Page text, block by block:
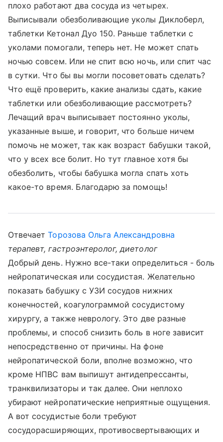
плохо работают два сосуда из четырех.
Выписывали обезболивающие уколы Диклоберл,
таблетки Кетонал Дуо 150. Раньше таблетки с
уколами помогали, теперь нет. Не может спать
ночью совсем. Или не спит всю ночь, или спит час
в сутки. Что бы вы могли посоветовать сделать?
Что ещё проверить, какие анализы сдать, какие
таблетки или обезболивающие рассмотреть?
Лечащий врач выписывает постоянно уколы,
указанные выше, и говорит, что больше ничем
помочь не может, так как возраст бабушки такой,
что у всех все болит. Но тут главное хотя бы
обезболить, чтобы бабушка могла спать хоть
какое-то время. Благодарю за помощь!
ОтвечаетТорозова Ольга Александровна
терапевт, гастроэнтеролог, диетолог
Добрый день. Нужно все-таки определиться - боль
нейропатическая или сосудистая. Желательно
показать бабушку с УЗИ сосудов нижних
конечностей, коагулограммой сосудистому
хирургу, а также неврологу. Это две разные
проблемы, и способ снизить боль в ноге зависит
непосредственно от причины. На фоне
нейропатической боли, вполне возможно, что
кроме НПВС вам выпишут антидепрессанты,
транквилизаторы и так далее. Они неплохо
убирают нейропатические неприятные ощущения.
А вот сосудистые боли требуют
сосудорасширяющих, противосвертывающих и